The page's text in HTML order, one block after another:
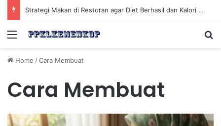
Strategi Makan di Restoran agar Diet Berhasil dan Kalori Tetap Terkontrol
Menu
Home /Cara Membuat
Cara Membuat